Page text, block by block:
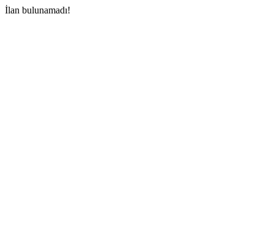
İlan bulunamadı!